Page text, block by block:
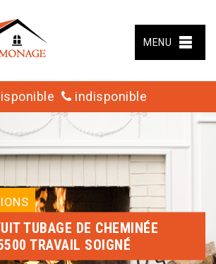
MENU
indisponible
TUBAGE DE CHEMINÉE
TRAVAIL SOIGNÉ